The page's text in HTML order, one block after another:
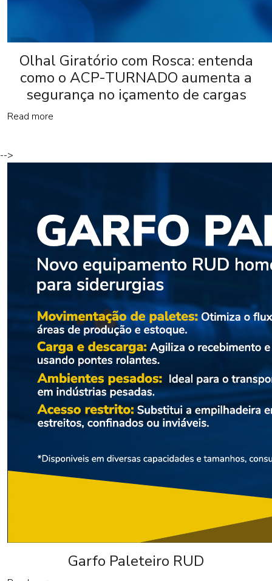
Olhal Giratório com Rosca: entenda
como o ACP-TURNADO aumenta a
segurança no içamento de cargas
Read more
-->
Garfo Paleteiro RUD